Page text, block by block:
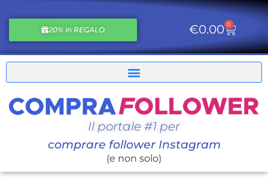
20% in REGALO €0.00 0
Il portale #1 per
comprare follower Instagram
(e non solo)